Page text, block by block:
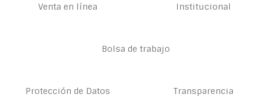
Venta en línea Institucional
Bolsa de trabajo
Protección de Datos
Transparencia